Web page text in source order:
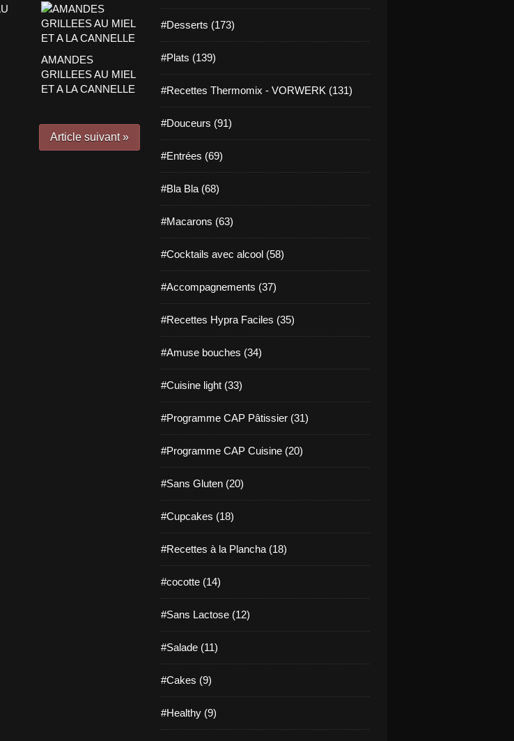
AMANDES
GRILLEES AU MIEL
ET A LA CANNELLE
Article suivant »
#Desserts (173)
#Plats (139)
#Recettes Thermomix - VORWERK (131)
#Douceurs (91)
#Entrées (69)
#Bla Bla (68)
#Macarons (63)
#Cocktails avec alcool (58)
#Accompagnements (37)
#Recettes Hypra Faciles (35)
#Amuse bouches (34)
#Cuisine light (33)
#Programme CAP Pâtissier (31)
#Programme CAP Cuisine (20)
#Sans Gluten (20)
#Cupcakes (18)
#Recettes à la Plancha (18)
#cocotte (14)
#Sans Lactose (12)
#Salade (11)
#Cakes (9)
#Healthy (9)